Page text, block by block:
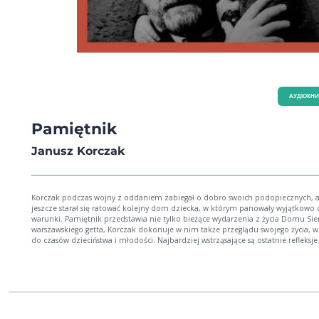
Pamiętnik
Janusz Korczak
Korczak podczas wojny z oddaniem zabiegał o dobro swoich podopiecznych, a
jeszcze starał się ratować kolejny dom dziecka, w którym panowały wyjątkowo
warunki. Pamiętnik przedstawia nie tylko bieżące wydarzenia z życia Domu
warszawskiego getta, Korczak dokonuje w nim także przeglądu swojego życia,
do czasów dzieciństwa i młodości. Najbardziej wstrząsające są ostatnie refleksje
Pamiętnika w maju 1942 roku. Ostatnia notatka pochodzi z 4 sierpnia.